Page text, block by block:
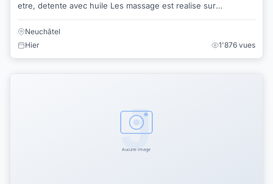
etre, detente avec huile Les massage est realise sur
Neuchâtel
Hier
1'876 vues